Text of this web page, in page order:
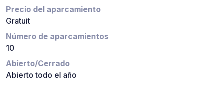
Precio del aparcamiento
Gratuit
Número de aparcamientos
10
Abierto/Cerrado
Abierto todo el año